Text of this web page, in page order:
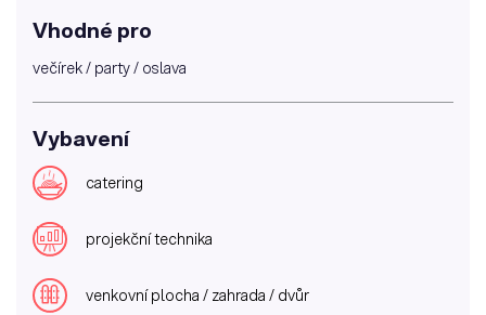
Vhodné pro
večírek / party / oslava
Vybavení
catering
projekční technika
venkovní plocha / zahrada / dvůr